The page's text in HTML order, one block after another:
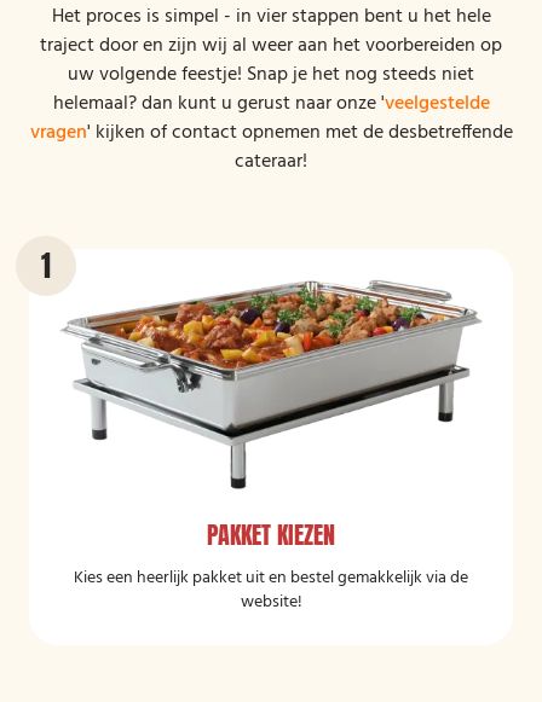
Het proces is simpel - in vier stappen bent u het hele
traject door en zijn wij al weer aan het voorbereiden op
uw volgende feestje! Snap je het nog steeds niet
helemaal? dan kunt u gerust naar onze 'veelgestelde
vragen' kijken of contact opnemen met de desbetreffende
cateraar!
PAKKET KIEZEN
Kies een heerlijk pakket uit en bestel gemakkelijk via de
website!